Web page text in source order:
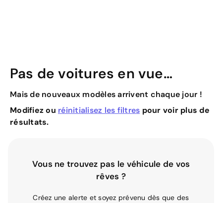
Pas de voitures en vue…
Mais de nouveaux modèles arrivent chaque jour !
Modifiez ou réinitialisez les filtres pour voir plus de
résultats.
Vous ne trouvez pas le véhicule de vos
rêves ?
Créez une alerte et soyez prévenu dès que des